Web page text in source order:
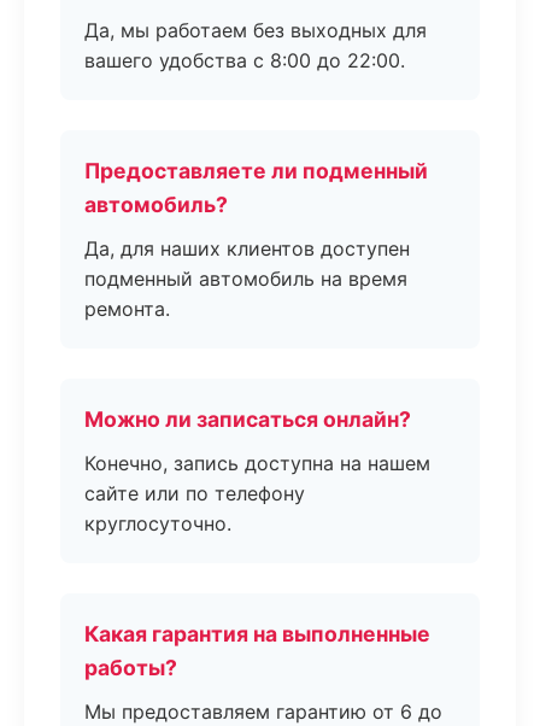
Да, мы работаем без выходных для
вашего удобства с 8:00 до 22:00.
Предоставляете ли подменный
автомобиль?
Да, для наших клиентов доступен
подменный автомобиль на время
ремонта.
Можно ли записаться онлайн?
Конечно, запись доступна на нашем
сайте или по телефону
круглосуточно.
Какая гарантия на выполненные
работы?
Мы предоставляем гарантию от 6 до